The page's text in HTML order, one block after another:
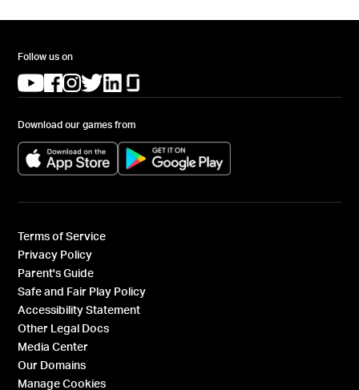
Follow us on
(opens in a new tab)
(opens in a new tab)
(opens in a new tab)
(opens in a new tab)
(opens in a new tab)
Download our games from
(opens in a new tab) (opens in a new tab)
Terms of Service
Privacy Policy
Parent's Guide
Safe and Fair Play Policy
Accessibility Statement
Other Legal Docs
Media Center
Our Domains
Manage Cookies